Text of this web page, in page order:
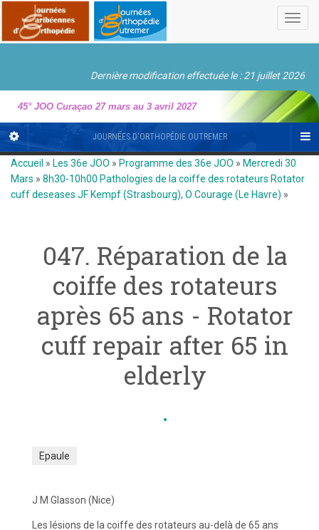
Dernière modification effectuée le : 21 juillet 2026
45° JOO Curaçao 27 mars au 3 avril 2027
JOURNÉES D'ORTHOPÉDIE OUTREMER
Accueil » Les 36e JOO » Programme des 36e JOO » Mercredi 30
Mars » 8h30-10h00 Pathologies de la coiffe des rotateurs Rotator
cuff deseases JF Kempf (Strasbourg), O Courage (Le Havre) »
047. Réparation de la
coiffe des rotateurs
après 65 ans - Rotator
cuff repair after 65 in
elderly
Epaule
J M Glasson (Nice)
Les lésions de la coiffe des rotateurs au-delà de 65 ans